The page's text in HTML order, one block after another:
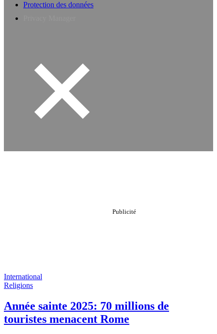
Protection des données
International
Religions
Année sainte 2025: 70 millions de
touristes menacent Rome